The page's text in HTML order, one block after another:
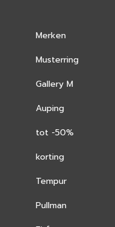
Merken
Musterring
Gallery M
Auping
tot -50%
korting
Tempur
Pullman